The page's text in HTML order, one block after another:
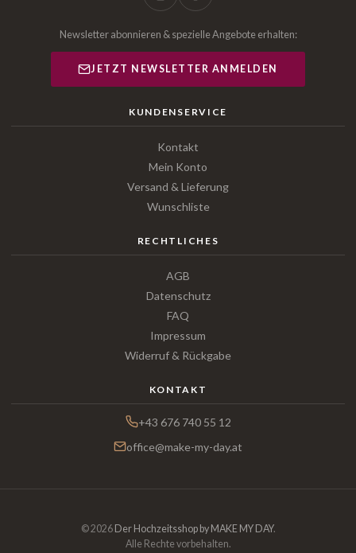
Newsletter abonnieren & spezielle Angebote erhalten:
JETZT NEWSLETTER ANMELDEN
KUNDENSERVICE
Kontakt
Mein Konto
Versand & Lieferung
Wunschliste
RECHTLICHES
AGB
Datenschutz
FAQ
Impressum
Widerruf & Rückgabe
KONTAKT
+43 676 740 55 12
office@make-my-day.at
© 2026 Der Hochzeitsshop by MAKE MY DAY.
Alle Rechte vorbehalten.